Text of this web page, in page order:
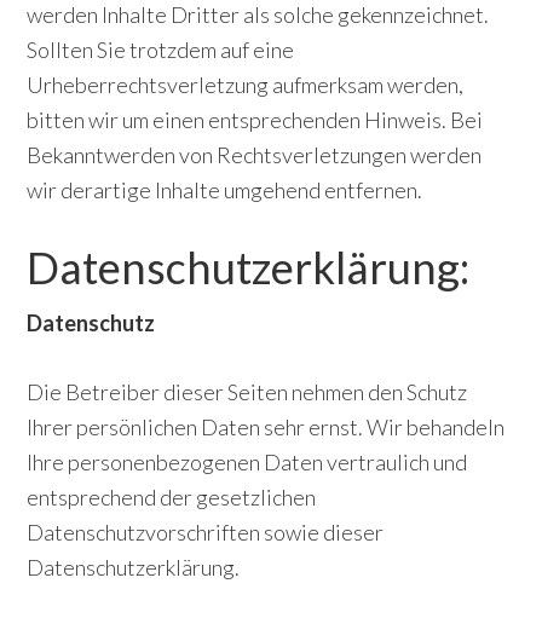
werden Inhalte Dritter als solche gekennzeichnet.
Sollten Sie trotzdem auf eine
Urheberrechtsverletzung aufmerksam werden,
bitten wir um einen entsprechenden Hinweis. Bei
Bekanntwerden von Rechtsverletzungen werden
wir derartige Inhalte umgehend entfernen.
Datenschutzerklärung:
Datenschutz
Die Betreiber dieser Seiten nehmen den Schutz
Ihrer persönlichen Daten sehr ernst. Wir behandeln
Ihre personenbezogenen Daten vertraulich und
entsprechend der gesetzlichen
Datenschutzvorschriften sowie dieser
Datenschutzerklärung.